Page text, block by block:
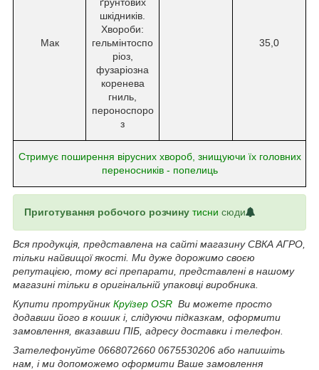
Мак
шкідників.
Хвороби:
гельмінтоспо
ріоз,
фузаріозна
коренева
гниль,
пероноспоро
з
35,0
Стримує поширення вірусних хвороб, знищуючи їх головних
переносників - попелиць
Приготування робочого розчину тисни сюди
Вся продукція, представлена на сайті магазину СВКА АГРО,
тільки найвищої якості. Ми дуже дорожимо своєю
репутацією, тому всі препарати, представлені в нашому
магазині тільки в оригінальній упаковці виробника.
Купити протруйник Круїзер OSR Ви можете просто
додавши його в кошик і, слідуючи підказкам, оформити
замовлення, вказавши ПІБ, адресу доставки і телефон.
Зателефонуйте 0668072660 0675530206 або напишіть
нам, і ми допоможемо оформити Ваше замовлення